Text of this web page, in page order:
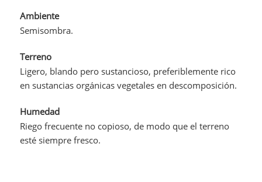
Ambiente
Semisombra.
Terreno
Ligero, blando pero sustancioso, preferiblemente rico
en sustancias orgánicas vegetales en descomposición.
Humedad
Riego frecuente no copioso, de modo que el terreno
esté siempre fresco.